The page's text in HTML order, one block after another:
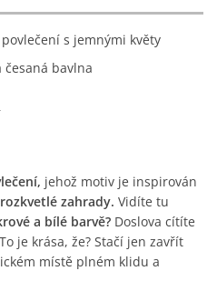
povlečení s jemnými květy
česaná bavlna
jehož motiv je inspirován
zahrady. Vidíte tu
a bílé barvě? Doslova cítíte
je krása, že? Stačí jen zavřít
místě plném klidu a